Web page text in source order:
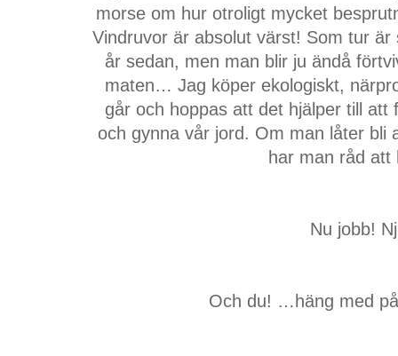
morse om hur otroligt mycket
Vindruvor är absolut värst! Som tur
år sedan, men man blir ju ändå
maten… Jag köper ekologiskt,
går och hoppas att det hjälper till
och gynna vår jord. Om man låter bli
har man råd
Nu jobb!
Och du! …häng med